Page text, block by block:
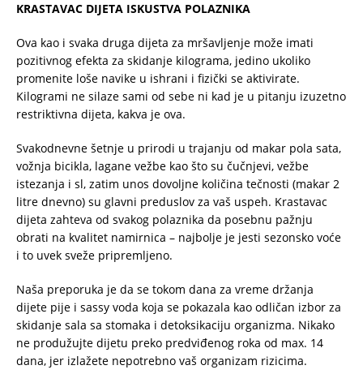
KRASTAVAC DIJETA ISKUSTVA POLAZNIKA
Ova kao i svaka druga dijeta za mršavljenje može imati
pozitivnog efekta za skidanje kilograma, jedino ukoliko
promenite loše navike u ishrani i fizički se aktivirate.
Kilogrami ne silaze sami od sebe ni kad je u pitanju izuzetno
restriktivna dijeta, kakva je ova.
Svakodnevne šetnje u prirodi u trajanju od makar pola sata,
vožnja bicikla, lagane vežbe kao što su čučnjevi, vežbe
istezanja i sl, zatim unos dovoljne količina tečnosti (makar 2
litre dnevno) su glavni preduslov za vaš uspeh. Krastavac
dijeta zahteva od svakog polaznika da posebnu pažnju
obrati na kvalitet namirnica – najbolje je jesti sezonsko voće
i to uvek sveže pripremljeno.
Naša preporuka je da se tokom dana za vreme držanja
dijete pije i sassy voda koja se pokazala kao odličan izbor za
skidanje sala sa stomaka i detoksikaciju organizma. Nikako
ne produžujte dijetu preko predviđenog roka od max. 14
dana, jer izlažete nepotrebno vaš organizam rizicima.